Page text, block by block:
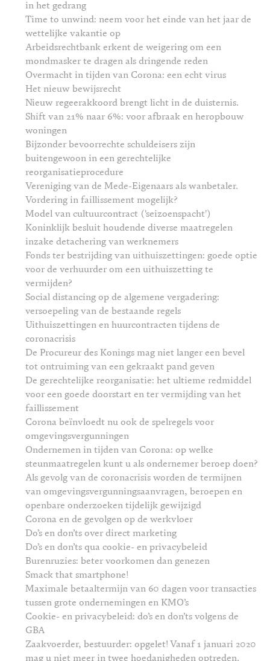
in het gedrang
Time to unwind: neem voor het einde van het jaar de
wettelijke vakantie op
Arbeidsrechtbank erkent de weigering om een
mondmasker te dragen als dringende reden
Overmacht in tijden van Corona: een echt virus
Het nieuw bewijsrecht
Nieuw regeerakkoord brengt licht in de duisternis.
Shift van 21% naar 6%: voor afbraak en heropbouw
woningen
Bijzonder bevoorrechte schuldeisers zijn
buitengewoon in een gerechtelijke
reorganisatieprocedure
Vereniging van de Mede-Eigenaars als wanbetaler.
Vordering in faillissement mogelijk?
Model van cultuurcontract ('seizoenspacht')
Koninklijk besluit houdende diverse maatregelen
inzake detachering van werknemers
Fonds ter bestrijding van uithuiszettingen: goede optie
voor de verhuurder om een uithuiszetting te
vermijden?
Social distancing op de algemene vergadering:
versoepeling van de bestaande regels
Uithuiszettingen en huurcontracten tijdens de
coronacrisis
De Procureur des Konings mag niet langer een bevel
tot ontruiming van een gekraakt pand geven
De gerechtelijke reorganisatie: het ultieme redmiddel
voor een goede doorstart en ter vermijding van het
faillissement
Corona beïnvloedt nu ook de spelregels voor
omgevingsvergunningen
Ondernemen in tijden van Corona: op welke
steunmaatregelen kunt u als ondernemer beroep doen?
Als gevolg van de coronacrisis worden de termijnen
van omgevingsvergunningsaanvragen, beroepen en
openbare onderzoeken tijdelijk gewijzigd
Corona en de gevolgen op de werkvloer
Do’s en don’ts over direct marketing
Do’s en don’ts qua cookie- en privacybeleid
Burenruzies: beter voorkomen dan genezen
Smack that smartphone!
Maximale betaaltermijn van 60 dagen voor transacties
tussen grote ondernemingen en KMO’s
Cookie- en privacybeleid: do’s en don’ts volgens de
GBA
Zaakvoerder, bestuurder: opgelet! Vanaf 1 januari 2020
mag u niet meer in twee hoedanigheden optreden.